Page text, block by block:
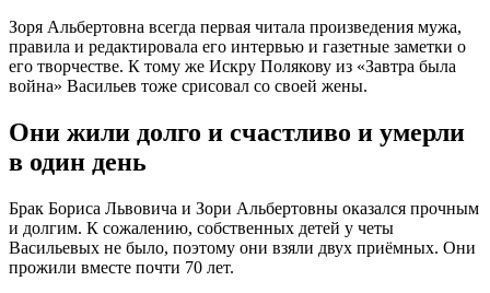
Зоря Альбертовна всегда первая читала произведения мужа,
правила и редактировала его интервью и газетные заметки о
его творчестве. К тому же Искру Полякову из «Завтра была
война» Васильев тоже срисовал со своей жены.
Они жили долго и счастливо и умерли
в один день
Брак Бориса Львовича и Зори Альбертовны оказался прочным
и долгим. К сожалению, собственных детей у четы
Васильевых не было, поэтому они взяли двух приёмных. Они
прожили вместе почти 70 лет.